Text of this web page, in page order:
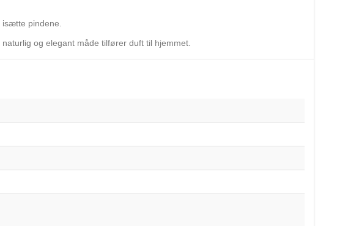
pindene.
og elegant måde tilfører duft til hjemmet.